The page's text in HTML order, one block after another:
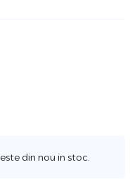
din nou in stoc.